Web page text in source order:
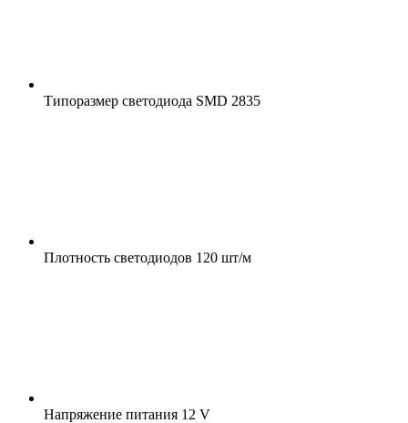
Типоразмер светодиода SMD 2835
Плотность светодиодов 120 шт/м
Напряжение питания 12 V